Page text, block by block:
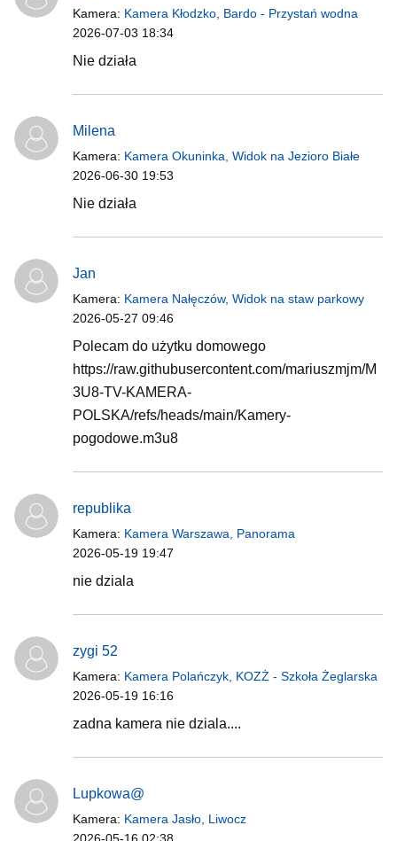
Kamera: Kamera Kłodzko, Bardo - Przystań wodna
2026-07-03 18:34
Nie działa
Milena
Kamera: Kamera Okuninka, Widok na Jezioro Białe
2026-06-30 19:53
Nie działa
Jan
Kamera: Kamera Nałęczów, Widok na staw parkowy
2026-05-27 09:46
Polecam do użytku domowego
https://raw.githubusercontent.com/mariuszmjm/M
3U8-TV-KAMERA-
POLSKA/refs/heads/main/Kamery-
pogodowe.m3u8
republika
Kamera: Kamera Warszawa, Panorama
2026-05-19 19:47
nie dziala
zygi 52
Kamera: Kamera Polańczyk, KOZŻ - Szkoła Żeglarska
2026-05-19 16:16
zadna kamera nie dziala....
Lupkowa@
Kamera: Kamera Jasło, Liwocz
2026-05-16 02:38